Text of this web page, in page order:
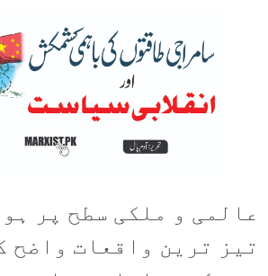
عالمی و ملکی سطح پر
تیز ترین واقعات واضح